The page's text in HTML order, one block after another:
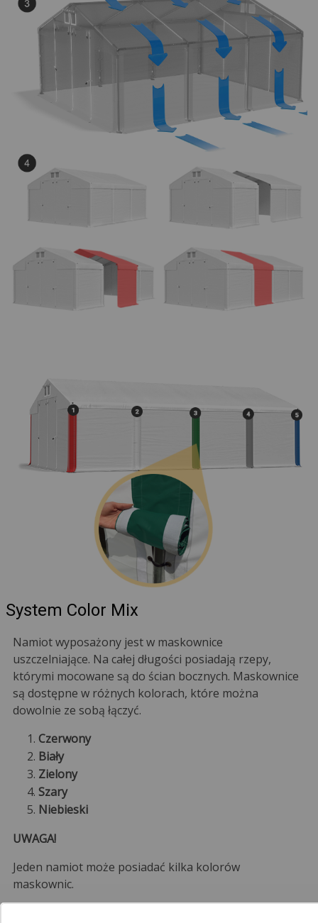
System Color Mix
Namiot wyposażony jest w maskownice
uszczelniające. Na całej długości posiadają rzepy,
którymi mocowane są do ścian bocznych. Maskownice
są dostępne w różnych kolorach, które można
dowolnie ze sobą łączyć.
Czerwony
Biały
Zielony
Szary
Niebieski
UWAGA!
Jeden namiot może posiadać kilka kolorów
maskownic.